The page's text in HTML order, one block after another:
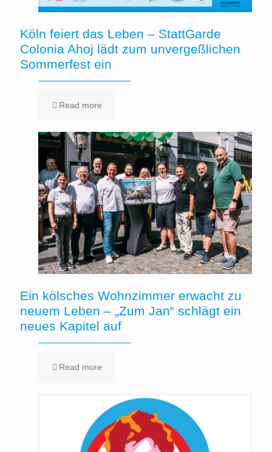
Köln feiert das Leben – StattGarde
Colonia Ahoj lädt zum unvergeßlichen
Sommerfest ein
Read more
Ein kölsches Wohnzimmer erwacht zu
neuem Leben – „Zum Jan“ schlägt ein
neues Kapitel auf
Read more